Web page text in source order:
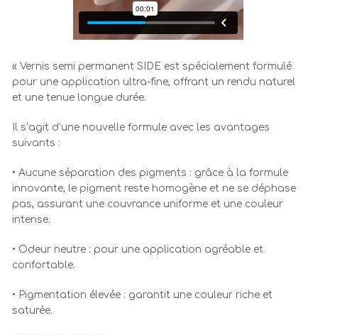
« Vernis semi permanent SIDE est spécialement formulé
pour une application ultra-fine, offrant un rendu naturel
et une tenue longue durée.
Il s’agit d’une nouvelle formule avec les avantages
suivants :
• Aucune séparation des pigments : grâce à la formule
innovante, le pigment reste homogène et ne se déphase
pas, assurant une couvrance uniforme et une couleur
intense.
• Odeur neutre : pour une application agréable et
confortable.
• Pigmentation élevée : garantit une couleur riche et
saturée.